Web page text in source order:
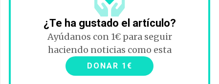
¿Te ha gustado el artículo?
Ayúdanos con 1€ para seguir
haciendo noticias como esta
DONAR 1€